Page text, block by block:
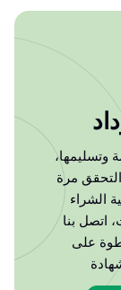
وتسليمها،
التحقق مرة
الشراء
اتصل بنا
على